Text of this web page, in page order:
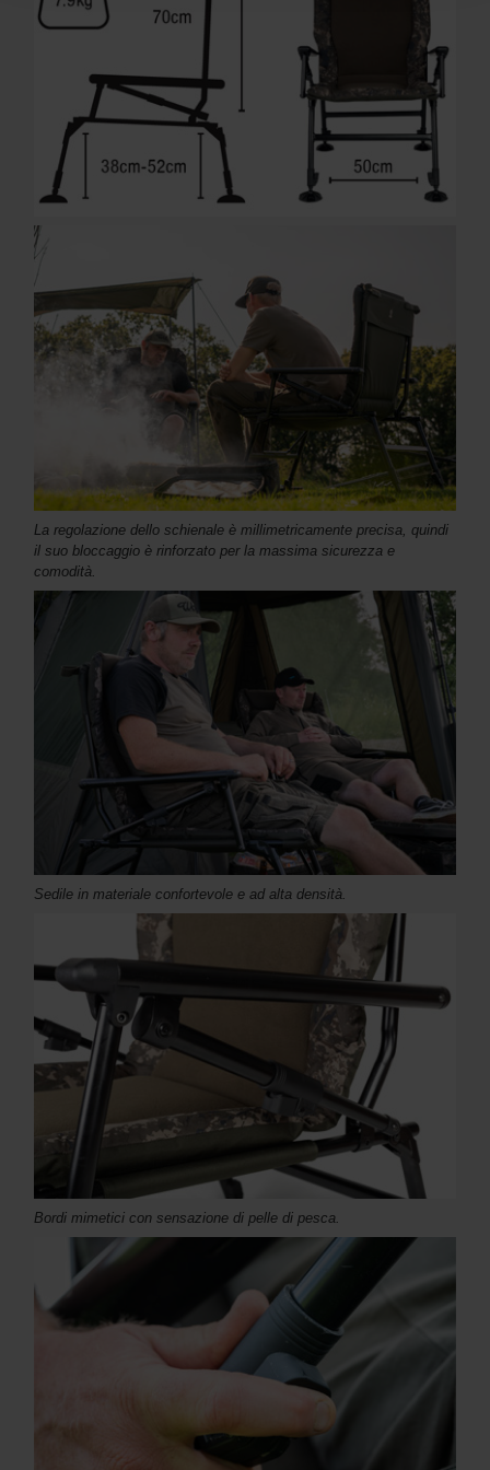
La regolazione dello schienale è millimetricamente precisa, quindi
il suo bloccaggio è rinforzato per la massima sicurezza e
comodità.
Sedile in materiale confortevole e ad alta densità.
Bordi mimetici con sensazione di pelle di pesca.